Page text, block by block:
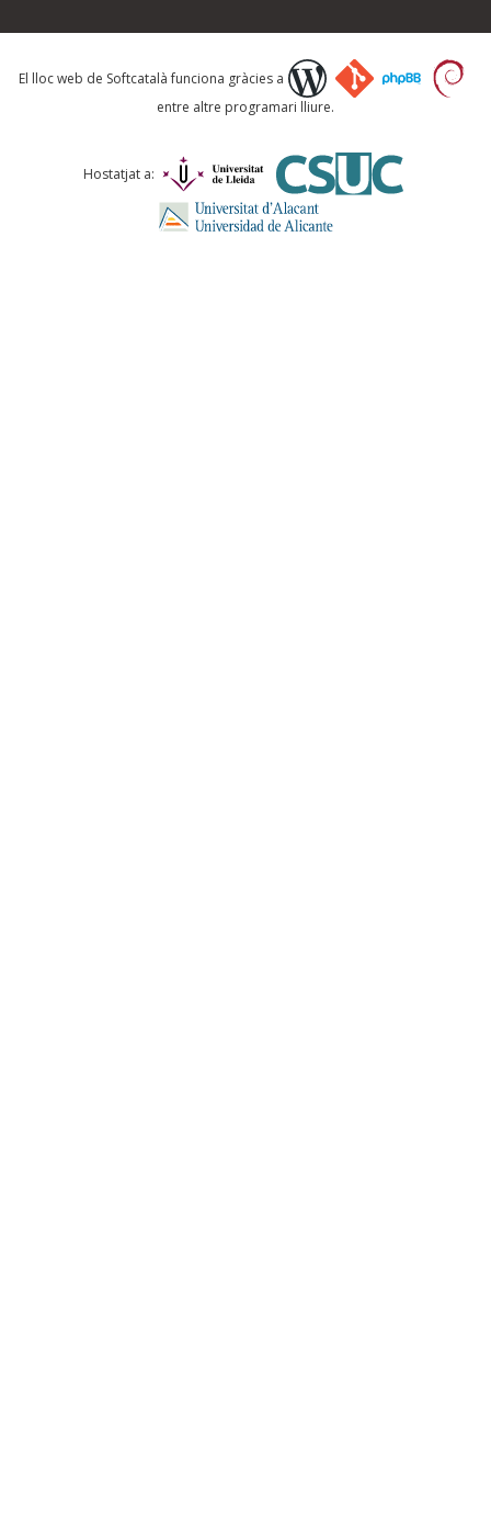
Què proposeu?
Comentari *
El lloc web de Softcatalà funciona gràcies a
entre altre programari lliure.
Hostatjat a: